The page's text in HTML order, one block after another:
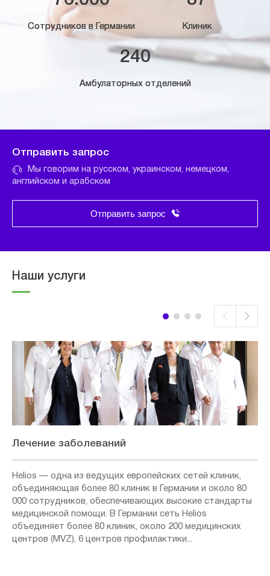
Сотрудников в Германии Клиник
240
Амбулаторных отделений
Отправить запрос
Мы говорим на русском, украинском, немецком,
английском и арабском
Отправить запрос
Наши услуги
Лечение заболеваний
Helios — одна из ведущих европейских сетей клиник,
объединяющая более 80 клиник в Германии и около 80
000 сотрудников, обеспечивающих высокие стандарты
медицинской помощи. В Германии сеть Helios
объединяет более 80 клиник, около 200 медицинских
центров (MVZ), 6 центров профилактики...